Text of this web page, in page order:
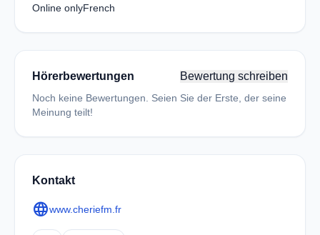
Online onlyFrench
Hörerbewertungen Bewertung schreiben
Noch keine Bewertungen. Seien Sie der Erste, der seine
Meinung teilt!
Kontakt
languagewww.cheriefm.fr